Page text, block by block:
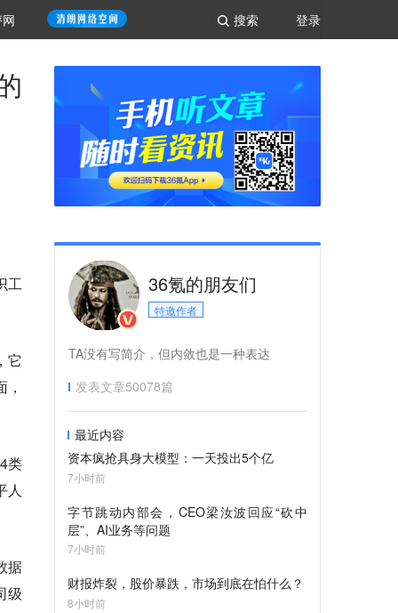
登录
搜索
工
它
类
人
据
级
36氪的朋友们
特邀作者
TA没有写简介，但内敛也是一种表达
发表文章50078篇
最近内容
资本疯抢具身大模型：一天投出5个亿
7小时前
字节跳动内部会，CEO梁汝波回应“砍中
层”、AI业务等问题
7小时前
财报炸裂，股价暴跌，市场到底在怕什么？
8小时前